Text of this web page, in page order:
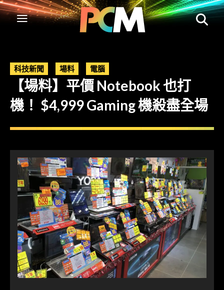
科技新聞 場料 電腦
【場料】平價 Notebook 也打
機！ $4,999 Gaming 機殺盡全場